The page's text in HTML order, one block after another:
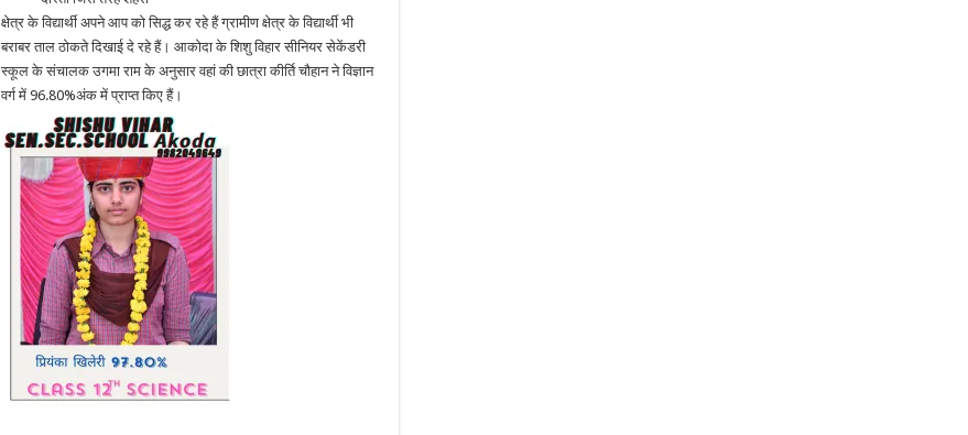
क्षेत्र के विद्यार्थी अपने आप को सिद्ध कर रहे हैं ग्रामीण क्षेत्र के विद्यार्थी भी
बराबर ताल ठोकते दिखाई दे रहे हैं। आकोदा के शिशु विहार सीनियर सेकेंडरी
स्कूल के संचालक उगमा राम के अनुसार वहां की छात्रा कीर्ति चौहान ने विज्ञान
वर्ग में 96.80%अंक में प्राप्त किए हैं।